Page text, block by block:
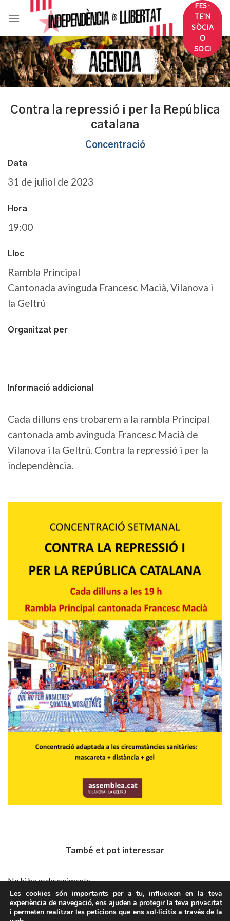
FES-
TE'N
SÒCIA
O
SOCI
Contra la repressió i per la República
catalana
Concentració
Data
31 de juliol de 2023
Hora
19:00
Lloc
Rambla Principal
Cantonada avinguda Francesc Macià, Vilanova i
la Geltrú
Organitzat per
Informació addicional
Cada dilluns ens trobarem a la rambla Principal
cantonada amb avinguda Francesc Macià de
Vilanova i la Geltrú. Contra la repressió i per la
independència.
També et pot interessar
No hi ha esdeveniments
Les cookies són importants per a tu, influeixen en la teva
experiència de navegació, ens ajuden a protegir la teva privacitat
i permeten realitzar les peticions que ens sol·licitis a través de la